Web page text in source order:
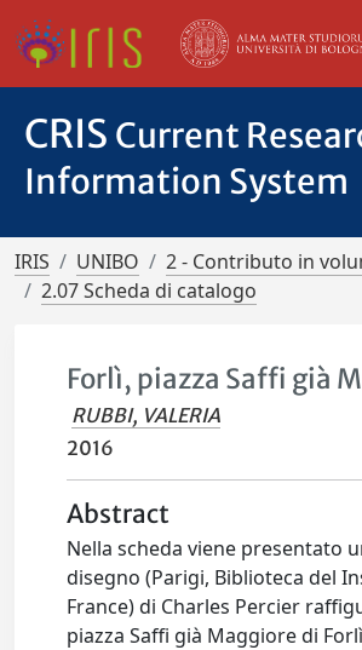
CRIS Current
Information System
IRIS UNIBO
2 - Contributo in
2.07 Scheda di catalogo
Forlì, piazza Saffi già
RUBBI, VALERIA
2016
Abstract
Nella scheda viene presentato
disegno (Parigi, Biblioteca del
France) di Charles Percier
piazza Saffi già Maggiore di